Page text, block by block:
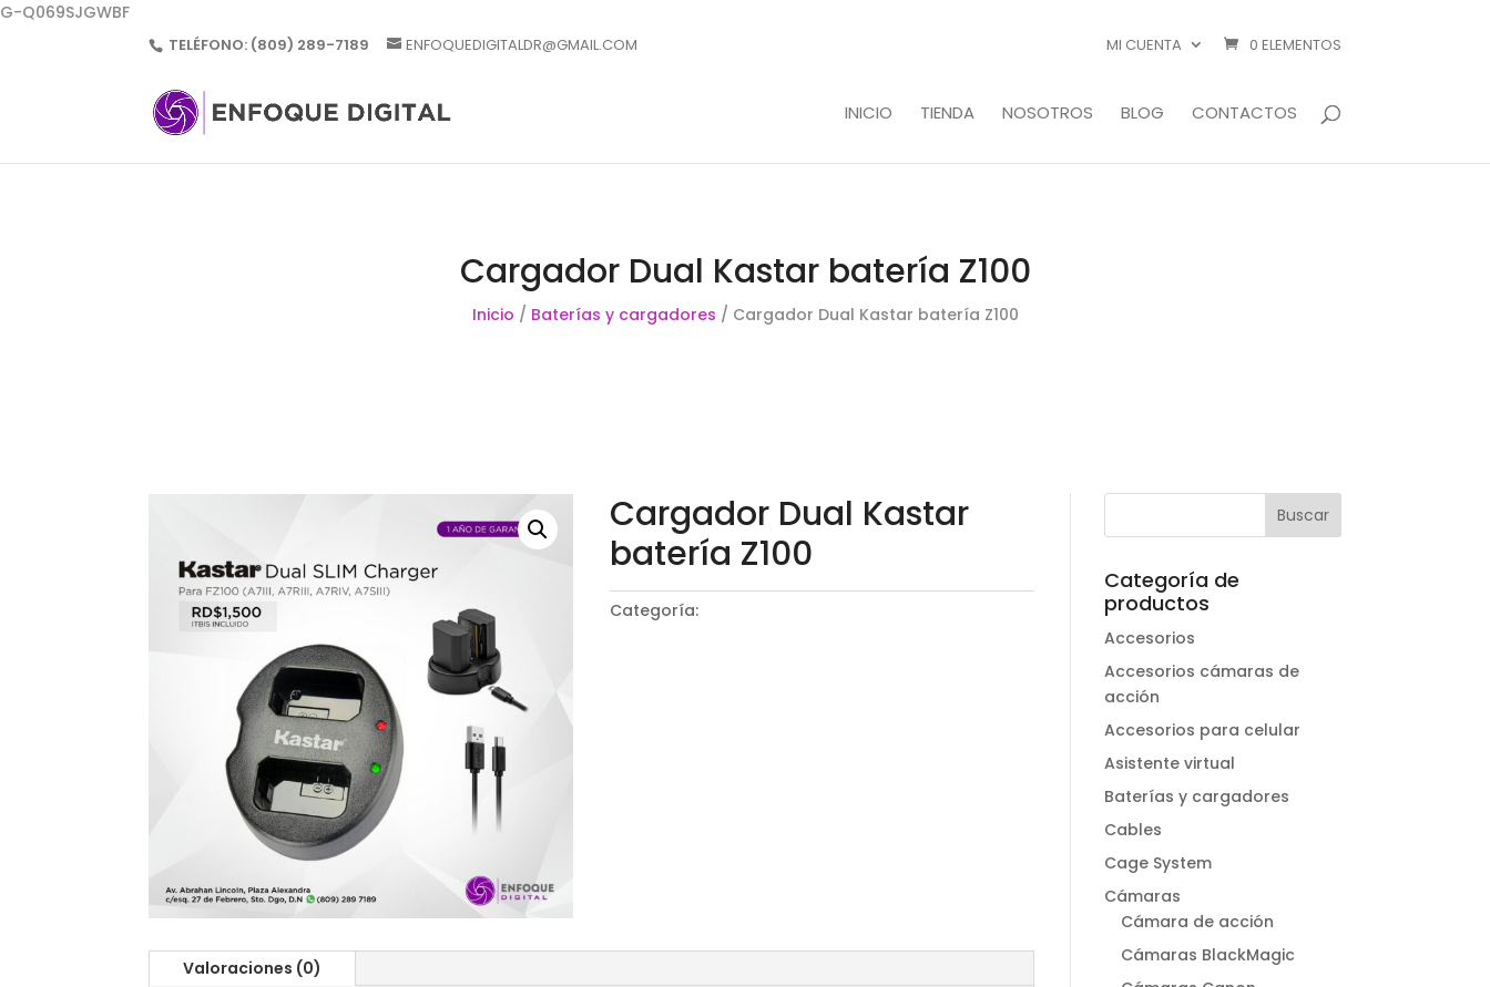
G-Q069SJGWBF
TELÉFONO: (809) 289-7189 ENFOQUEDIGITALDR@GMAIL.COM MI CUENTA 0 ELEMENTOS
INICIO TIENDA NOSOTROS BLOG CONTACTOS
Cargador Dual Kastar batería Z100
Inicio / Baterías y cargadores / Cargador Dual Kastar batería Z100
Cargador Dual Kastar
batería Z100
Categoría:
Valoraciones (0)
Categoría de
productos
Accesorios
Accesorios cámaras de
acción
Accesorios para celular
Asistente virtual
Baterías y cargadores
Cables
Cage System
Cámaras
Cámara de acción
Cámaras BlackMagic